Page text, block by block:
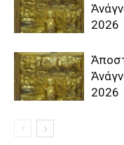
2026
2026